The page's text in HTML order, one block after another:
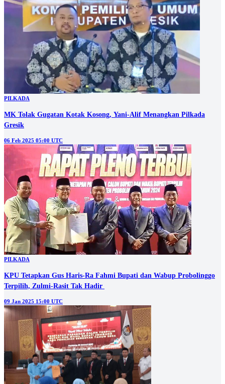
PILKADA
MK Tolak Gugatan Kotak Kosong, Yani-Alif Menangkan Pilkada
Gresik
06 Feb 2025 05:00 UTC
PILKADA
KPU Tetapkan Gus Haris-Ra Fahmi Bupati dan Wabup Probolinggo
Terpilih, Zulmi-Rasit Tak Hadir
09 Jan 2025 15:00 UTC